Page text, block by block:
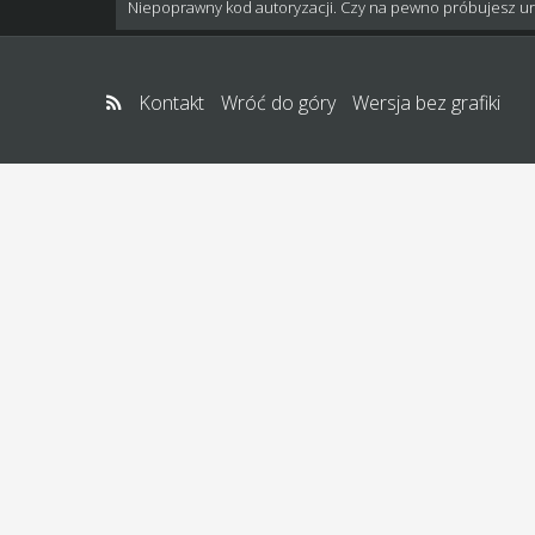
Niepoprawny kod autoryzacji. Czy na pewno próbujesz
Kontakt Wróć do góry Wersja bez grafiki